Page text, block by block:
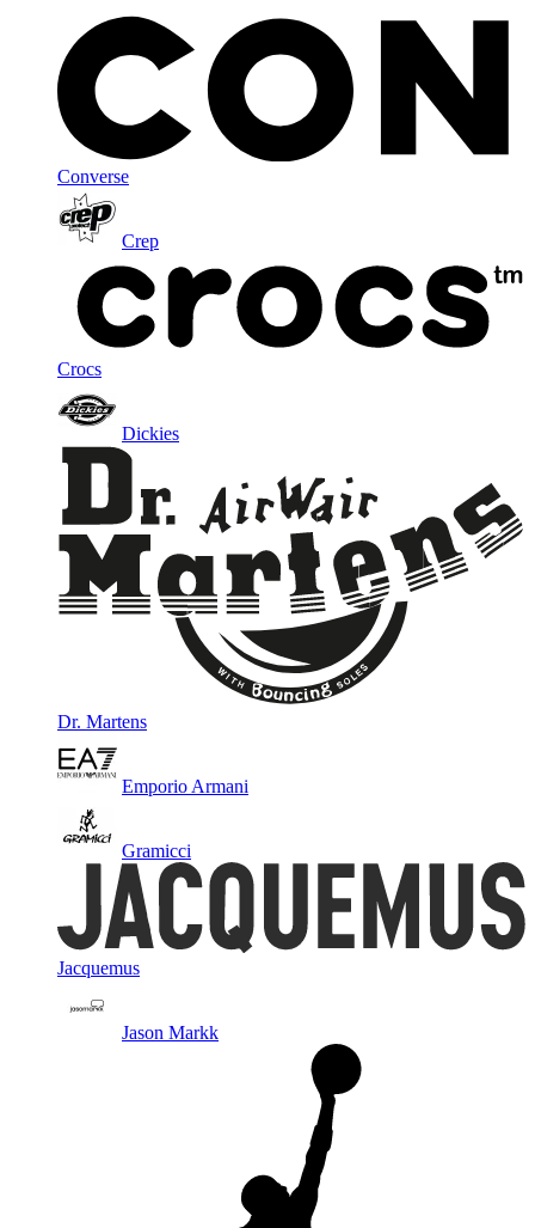
Converse
Crep
Crocs
Dickies
Dr. Martens
Emporio Armani
Gramicci
Jacquemus
Jason Markk